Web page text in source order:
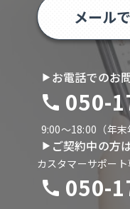
メール
お電話でのお
050-
9:00〜18:00（年末
ご契約中の方
カスタマーサポー
050-